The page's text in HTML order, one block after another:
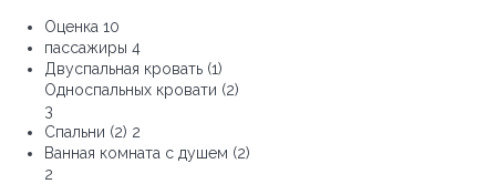
Оценка 10
пассажиры 4
Двуспальная кровать (1)
Односпальных кровати (2)
3
Спальни (2) 2
Ванная комната с душем (2)
2